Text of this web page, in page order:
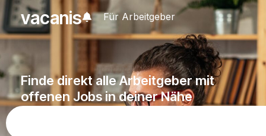
vacanis Für Arbeitgeber
Finde direkt alle Arbeitgeber mit
offenen Jobs in deiner Nähe